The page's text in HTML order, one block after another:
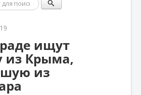
ищут
из Крыма,
из